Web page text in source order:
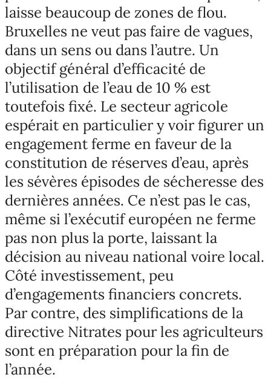
laisse beaucoup de zones de flou.
Bruxelles ne veut pas faire de vagues,
dans un sens ou dans l’autre. Un
objectif général d’efficacité de
l’utilisation de l’eau de 10 % est
toutefois fixé. Le secteur agricole
espérait en particulier y voir figurer un
engagement ferme en faveur de la
constitution de réserves d’eau, après
les sévères épisodes de sécheresse des
dernières années. Ce n’est pas le cas,
même si l’exécutif européen ne ferme
pas non plus la porte, laissant la
décision au niveau national voire local.
Côté investissement, peu
d’engagements financiers concrets.
Par contre, des simplifications de la
directive Nitrates pour les agriculteurs
sont en préparation pour la fin de
l’année.